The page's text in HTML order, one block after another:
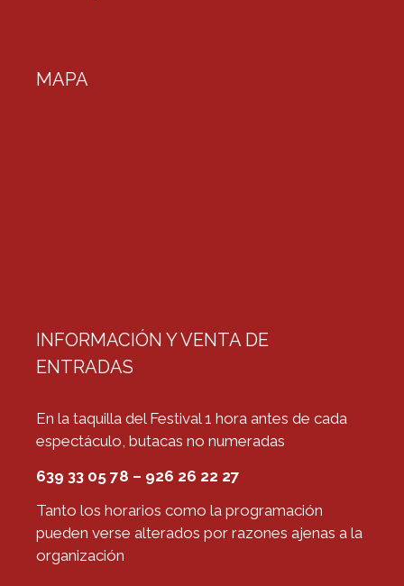
MAPA
INFORMACIÓN Y VENTA DE
ENTRADAS
En la taquilla del Festival 1 hora antes de cada
espectáculo, butacas no numeradas
639 33 05 78 – 926 26 22 27
Tanto los horarios como la programación
pueden verse alterados por razones ajenas a la
organización